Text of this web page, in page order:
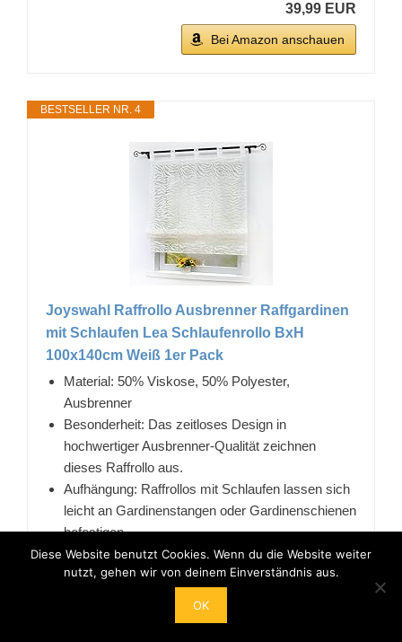
39,99 EUR
Bei Amazon anschauen
BESTSELLER NR. 4
Joyswahl Raffrollo Ausbrenner Raffgardinen
mit Schlaufen Lea Schlaufenrollo BxH
100x140cm Weiß 1er Pack
Material: 50% Viskose, 50% Polyester,
Ausbrenner
Besonderheit: Das zeitloses Design in
hochwertiger Ausbrenner-Qualität zeichnen
dieses Raffrollo aus.
Aufhängung: Raffrollos mit Schlaufen lassen sich
leicht an Gardinenstangen oder Gardinenschienen
befestigen.
Pflegehinweis: Maschinenwäsche 30°C schonend
Es eignet sich hervorragend für den Wohn- und
Diese Website benutzt Cookies. Wenn du die Website weiter
nutzt, gehen wir von deinem Einverständnis aus.
OK